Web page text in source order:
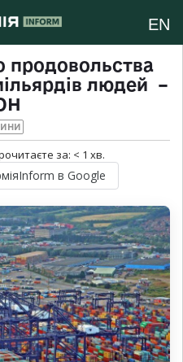
EN
продовольства
людей –
за: < 1 хв.
в Google